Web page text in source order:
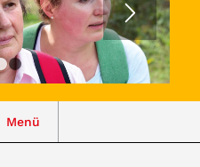
1 2 3
Menü